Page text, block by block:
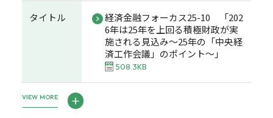
タイトル
経済金融フォーカス25-10 「202
6年は25年を上回る積極財政が実
施される見込み～25年の「中央経
済工作会議」のポイント～」
508.3KB
VIEW MORE